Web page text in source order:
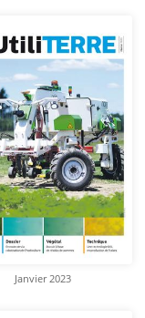
Janvier 2023